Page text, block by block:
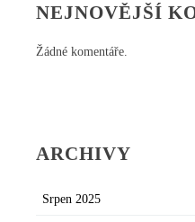
NEJNOVĚJŠÍ
Žádné komentáře.
ARCHIVY
Srpen 2025